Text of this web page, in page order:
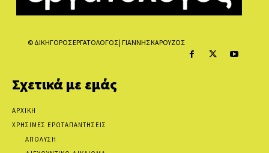
© ΔΙΚΗΓΟΡΟΣ ΕΡΓΑΤΟΛΟΓΟΣ | ΓΙΑΝΝΗΣ ΚΑΡΟΥΖΟΣ
Σχετικά με εμάς
ΑΡΧΙΚΗ
ΧΡΗΣΙΜΕΣ ΕΡΩΤΑΠΑΝΤΗΣΕΙΣ
ΑΠΟΛΥΣΗ